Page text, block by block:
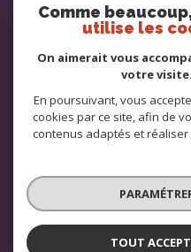
nos honoraires
cookies
© 2026 | Tous droits réservés
Réalisé par
Comme
utilise les
On aimerait vous
votre visite.
En poursuivant, vous
cookies par ce site, afin de
contenus adaptés et
TOUT